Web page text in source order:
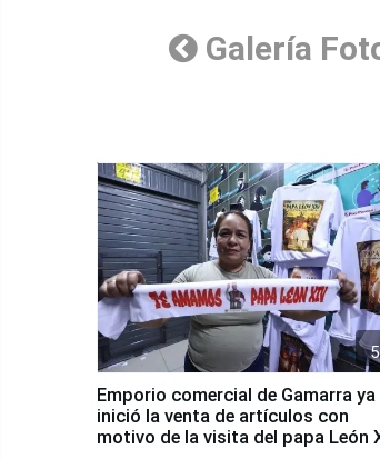
Galería
5
Emporio comercial de Gamarra ya
inició la venta de artículos con
motivo de la visita del papa León